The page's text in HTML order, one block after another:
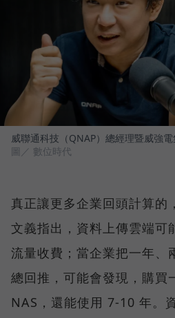
威聯通科技（QNAP）總經理暨威強
圖／ 數位時代
真正讓更多企業回頭計算的
文義指出，資料上傳雲端可
流量收費；當企業把一年、
總回推，可能會發現，購買
NAS，還能使用 7-10 年。